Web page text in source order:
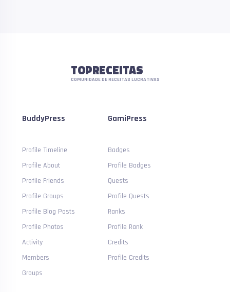
TOPRECEITAS
COMUNIDADE DE RECEITAS LUCRATIVAS
BuddyPress
Profile Timeline
Profile About
Profile Friends
Profile Groups
Profile Blog Posts
Profile Photos
Activity
Members
Groups
GamiPress
Badges
Profile Badges
Quests
Profile Quests
Ranks
Profile Rank
Credits
Profile Credits